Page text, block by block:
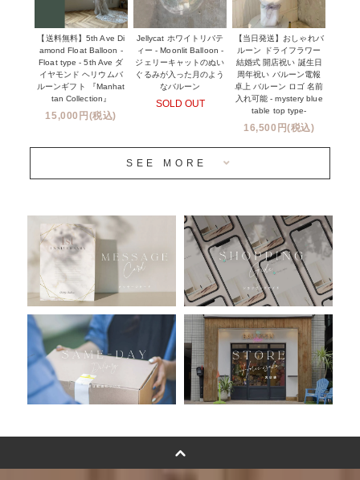
※コンフェッティバルーン -プリント内容-
店・沖縄 嘉手納基地店-
プリントサービス
前撮り写真バルーン特集
姉妹店＆関連ショップについて
安心のチャビーバルーン
おすすめ商品
バルーン自動販売機
浮くバルーンオーダーメイド - coming soonn -
卓上バルーンオーダーメイド
ムーンリットバルーンについて
その他オーダーメイド
【送料無料】5th Ave Di
amond Float Balloon -
Float type - 5th Ave ダ
イヤモンド ヘリウムバ
ルーンギフト 『Manhat
tan Collection』
15,000円(税込)
Jellycat ホワイトリバテ
ィー - Moonlit Balloon -
ジェリーキャットのぬい
ぐるみが入った月のよう
なバルーン
SOLD OUT
【当日発送】おしゃれバ
ルーン ドライフラワー
結婚式 開店祝い 誕生日
周年祝い バルーン電報
卓上 バルーン ロゴ 名前
入れ可能 - mystery blue
table top type-
16,500円(税込)
SEE MORE